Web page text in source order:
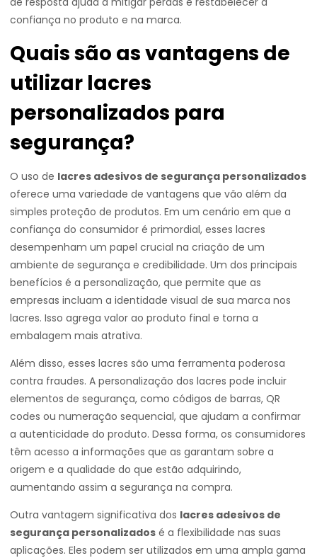
confiança no produto e na marca.
Quais são as vantagens de
utilizar lacres
personalizados para
segurança?
O uso de lacres adesivos de segurança personalizados
oferece uma variedade de vantagens que vão além da
simples proteção de produtos. Em um cenário em que a
confiança do consumidor é primordial, esses lacres
desempenham um papel crucial na criação de um
ambiente de segurança e credibilidade. Um dos principais
benefícios é a personalização, que permite que as
empresas incluam a identidade visual de sua marca nos
lacres. Isso agrega valor ao produto final e torna a
embalagem mais atrativa.
Além disso, esses lacres são uma ferramenta poderosa
contra fraudes. A personalização dos lacres pode incluir
elementos de segurança, como códigos de barras, QR
codes ou numeração sequencial, que ajudam a confirmar
a autenticidade do produto. Dessa forma, os consumidores
têm acesso a informações que as garantam sobre a
origem e a qualidade do que estão adquirindo,
aumentando assim a segurança na compra.
Outra vantagem significativa dos lacres adesivos de
segurança personalizados é a flexibilidade nas suas
aplicações. Eles podem ser utilizados em uma ampla gama